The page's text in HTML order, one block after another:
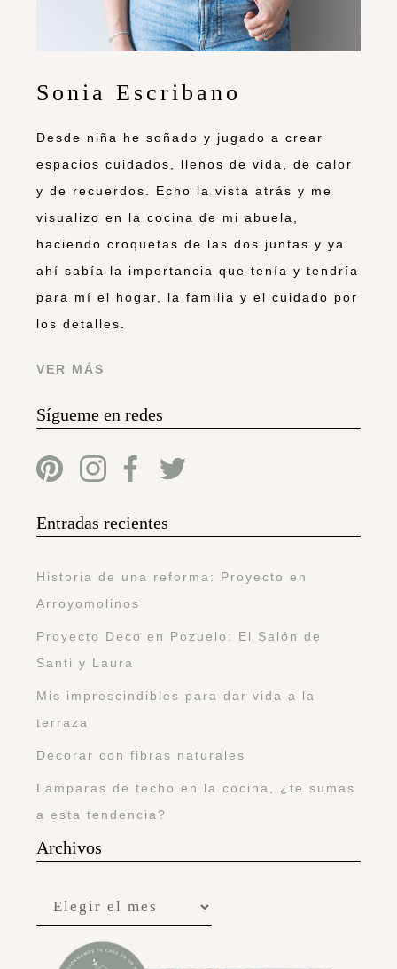
Sonia Escribano
Desde niña he soñado y jugado a crear
espacios cuidados, llenos de vida, de calor
y de recuerdos. Echo la vista atrás y me
visualizo en la cocina de mi abuela,
haciendo croquetas de las dos juntas y ya
ahí sabía la importancia que tenía y tendría
para mí el hogar, la familia y el cuidado por
los detalles.
VER MÁS
Sígueme en redes
Entradas recientes
Historia de una reforma: Proyecto en
Arroyomolinos
Proyecto Deco en Pozuelo: El Salón de
Santi y Laura
Mis imprescindibles para dar vida a la
terraza
Decorar con fibras naturales
Lámparas de techo en la cocina, ¿te sumas
a esta tendencia?
Archivos